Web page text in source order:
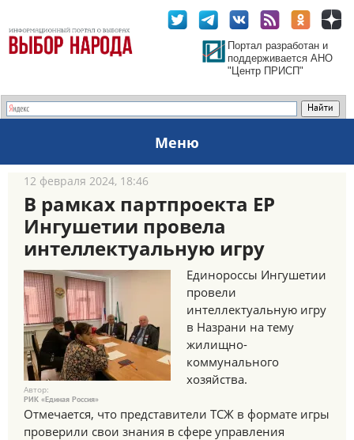
Портал разработан и
поддерживается АНО
"Центр ПРИСП"
Меню
12 февраля 2024, 18:46
В рамках партпроекта ЕР
Ингушетии провела
интеллектуальную игру
Автор:
РИК «Единая Россия»
Единороссы Ингушетии
провели
интеллектуальную игру
в Назрани на тему
жилищно-
коммунального
хозяйства.
Отмечается, что представители ТСЖ в формате игры
проверили свои знания в сфере управления